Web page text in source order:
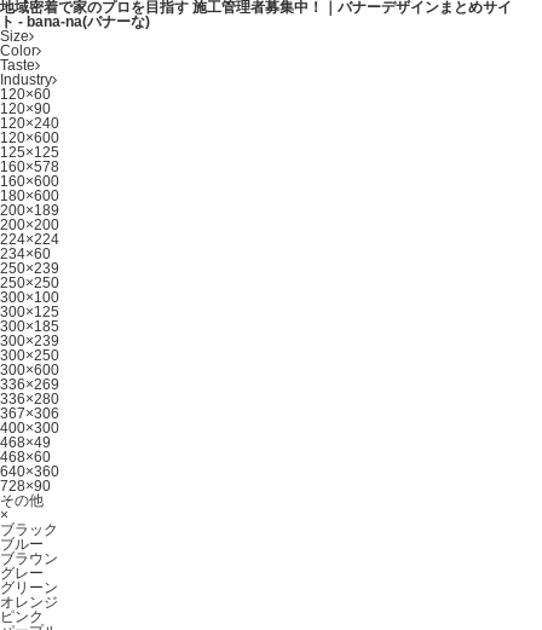
地域密着で家のプロを目指す 施工管理者募集中！｜バナーデザインまとめサイ
ト - bana-na(バナーな)
Size
Color
Taste
Industry
120×60
120×90
120×240
120×600
125×125
160×578
160×600
180×600
200×189
200×200
224×224
234×60
250×239
250×250
300×100
300×125
300×185
300×239
300×250
300×600
336×269
336×280
367×306
400×300
468×49
468×60
640×360
728×90
その他
×
ブラック
ブルー
ブラウン
グレー
グリーン
オレンジ
ピンク